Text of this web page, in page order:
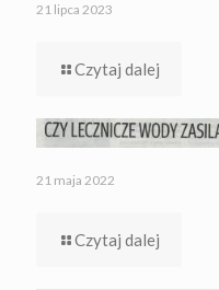
21 lipca 2023
Czytaj dalej
21 maja 2022
Czytaj dalej